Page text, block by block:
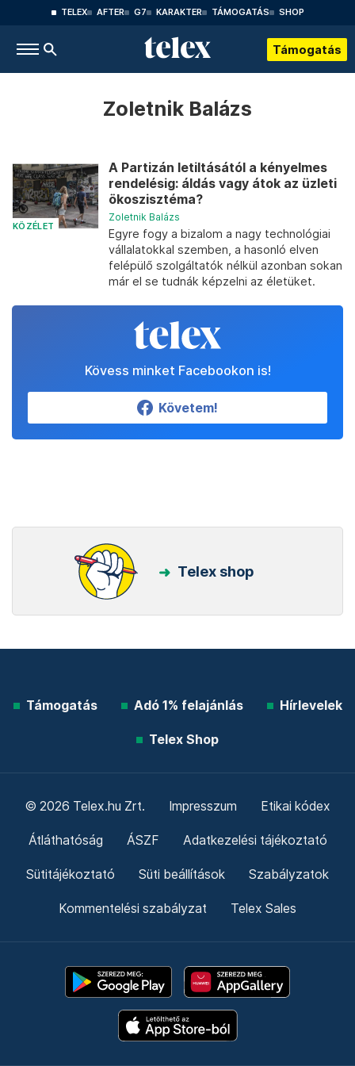
TELEX AFTER G7 KARAKTER TÁMOGATÁS SHOP
Támogatás
Zoletnik Balázs
KÖZÉLET
A Partizán letiltásától a kényelmes
rendelésig: áldás vagy átok az üzleti
ökoszisztéma?
Zoletnik Balázs
Egyre fogy a bizalom a nagy technológiai
vállalatokkal szemben, a hasonló elven
felépülő szolgáltatók nélkül azonban sokan
már el se tudnák képzelni az életüket.
Kövess minket Facebookon is!
Követem!
Telex shop
Támogatás Adó 1% felajánlás Hírlevelek
Telex Shop
© 2026 Telex.hu Zrt. Impresszum Etikai kódex
Átláthatóság ÁSZF Adatkezelési tájékoztató
Sütitájékoztató Süti beállítások Szabályzatok
Kommentelési szabályzat Telex Sales